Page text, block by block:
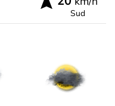
Sud